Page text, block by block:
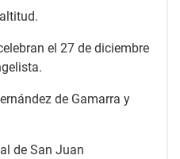
el 27 de diciembre
de Gamarra y
de San Juan